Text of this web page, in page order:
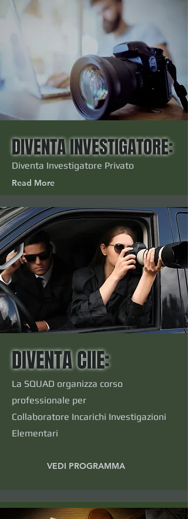
DIVENTA INVESTIGATORE:
Diventa Investigatore Privato
Read More
DIVENTA CIIE:
La SQUAD organizza corso
professionale per
Collaboratore Incarichi Investigazioni
Elementari
VEDI PROGRAMMA